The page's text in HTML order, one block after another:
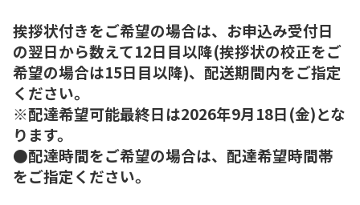
挨拶状付きをご希望の場合は、お申込み受付日
の翌日から数えて12日目以降(挨拶状の校正をご
希望の場合は15日目以降)、配送期間内をご指定
ください。
※配達希望可能最終日は2026年9月18日(金)とな
ります。
●配達時間をご希望の場合は、配達希望時間帯
をご指定ください。